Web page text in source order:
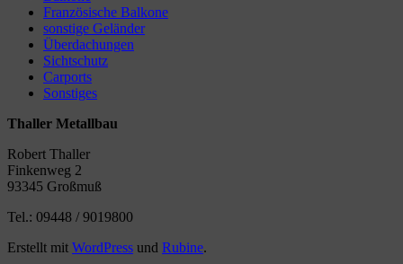
Französische Balkone
sonstige Geländer
Überdachungen
Sichtschutz
Carports
Sonstiges
Thaller Metallbau
Robert Thaller
Finkenweg 2
93345 Großmuß
Tel.: 09448 / 9019800
Erstellt mit WordPress und Rubine.